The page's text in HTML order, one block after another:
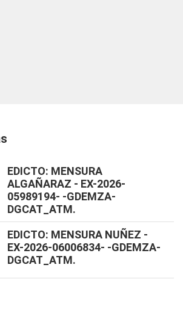
EDICTO: MENSURA
ALGAÑARAZ - EX-2026-
05989194- -GDEMZA-
DGCAT_ATM.
EDICTO: MENSURA NUÑEZ -
EX-2026-06006834- -GDEMZA-
DGCAT_ATM.